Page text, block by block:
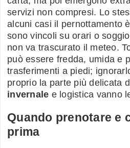
servizi non compresi. Lo
alcuni casi il pernottamento
sono vincoli su orari o
non va trascurato il meteo.
può essere fredda, umida e
trasferimenti a piedi;
proprio la parte più delicata
invernale e logistica vanno
Quando prenotare e
prima